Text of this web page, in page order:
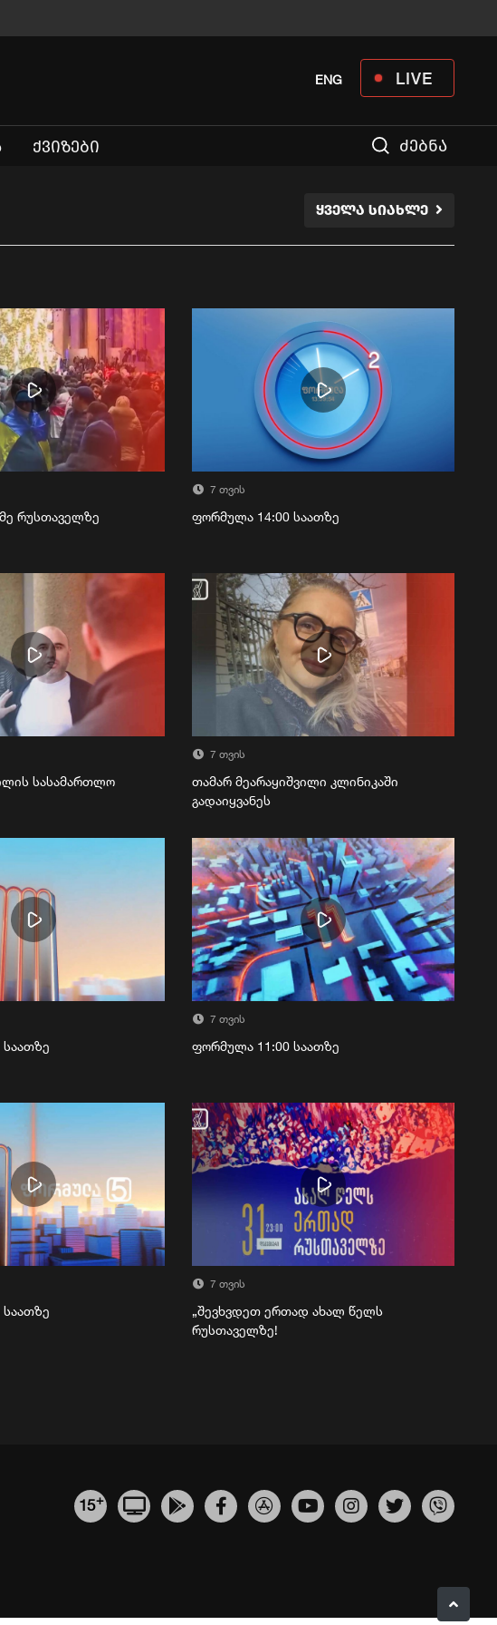
LIVE
ENG
ᲥᲕᲘᲖᲔᲑᲘ ძებნა
ᲧᲕᲔᲚᲐ ᲡᲘᲐᲮᲚᲔ
რუსთაველზე
7 თვის
ფორმულა 14:00 საათზე
სასამართლო
7 თვის
თამარ მეარაყიშვილი კლინიკაში
გადაიყვანეს
7 თვის
ფორმულა 11:00 საათზე
7 თვის
„შევხვდეთ ერთად ახალ წელს
რუსთაველზე!
15+